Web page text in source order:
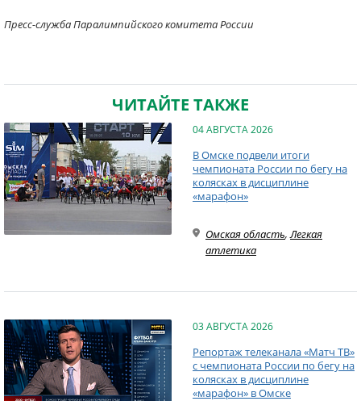
Пресс-служба Паралимпийского комитета России
ЧИТАЙТЕ ТАКЖЕ
04 АВГУСТА 2026
В Омске подвели итоги
чемпионата России по бегу на
колясках в дисциплине
«марафон»
Омская область,Легкая
атлетика
03 АВГУСТА 2026
Репортаж телеканала «Матч ТВ»
с чемпионата России по бегу на
колясках в дисциплине
«марафон» в Омске